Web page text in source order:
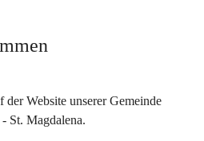
Website unserer Gemeinde
St. Magdalena.